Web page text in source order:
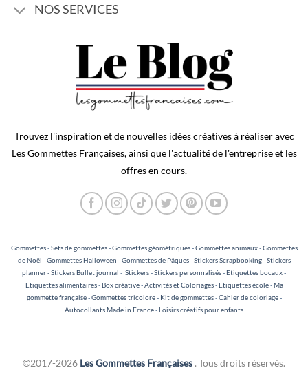
NOS SERVICES
Trouvez l'inspiration et de nouvelles idées créatives à réaliser avec
Les Gommettes Françaises, ainsi que l'actualité de l'entreprise et les
offres en cours.
Gommettes-Sets de gommettes-Gommettes géométriques-Gommettes animaux-Gommettes
de Noël -Gommettes Halloween -Gommettes de Pâques-Stickers Scrapbooking - Stickers
planner - Stickers Bullet journal - Stickers-Stickers personnalisés-Etiquettes bocaux-
Etiquettes alimentaires-Box créative-Activités et Coloriages-Etiquettes école-Ma
gommette française-Gommettes tricolore- Kit de gommettes-Cahier de coloriage-
Autocollants Made in France-Loisirs créatifs pour enfants
©2017-2026 Les Gommettes Françaises . Tous droits réservés.